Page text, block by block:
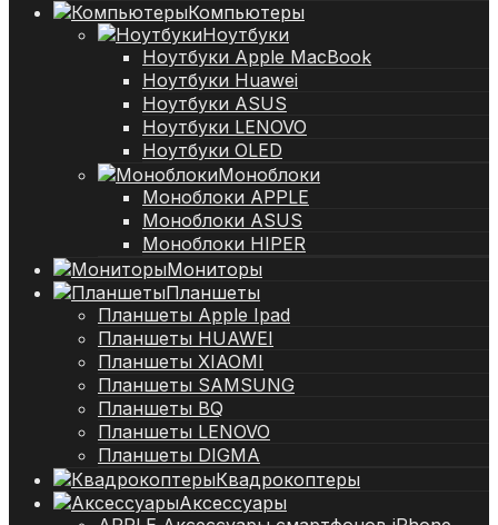
Компьютеры
Ноутбуки
Ноутбуки Apple MacBook
Ноутбуки Huawei
Ноутбуки ASUS
Ноутбуки LENOVO
Ноутбуки OLED
Моноблоки
Моноблоки APPLE
Моноблоки ASUS
Моноблоки HIPER
Мониторы
Планшеты
Планшеты Apple Ipad
Планшеты HUAWEI
Планшеты XIAOMI
Планшеты SAMSUNG
Планшеты BQ
Планшеты LENOVO
Планшеты DIGMA
Квадрокоптеры
Аксессуары